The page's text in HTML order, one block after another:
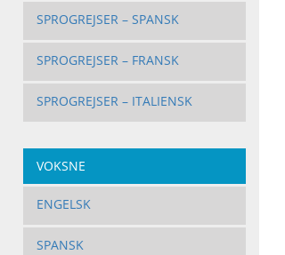
SPROGREJSER – SPANSK
SPROGREJSER – FRANSK
SPROGREJSER – ITALIENSK
VOKSNE
ENGELSK
SPANSK